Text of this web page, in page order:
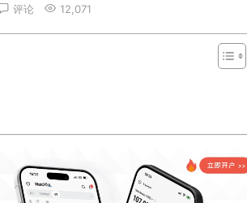
评论 12,071